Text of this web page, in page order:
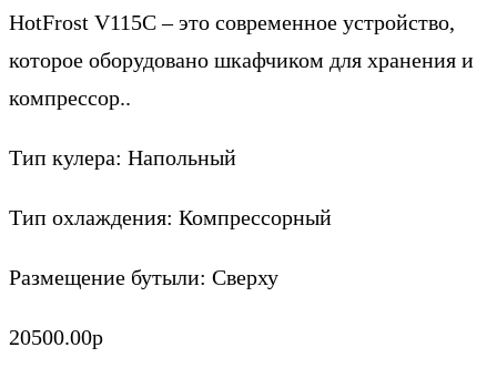
HotFrost V115C – это современное устройство,
которое оборудовано шкафчиком для хранения и
компрессор..
Тип кулера: Напольный
Тип охлаждения: Компрессорный
Размещение бутыли: Сверху
20500.00р